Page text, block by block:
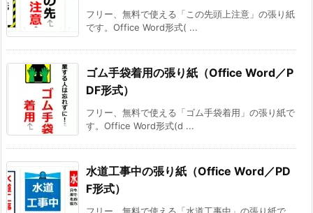
フリー、無料で使える「この先頭上注意」の張り紙
です。Office Word形式( ...
ゴム手袋着用の張り紙（Office Word／P
DF形式）
フリー、無料で使える「ゴム手袋着用」の張り紙で
す。Office Word形式(d ...
水道工事中の張り紙（Office Word／PD
F形式）